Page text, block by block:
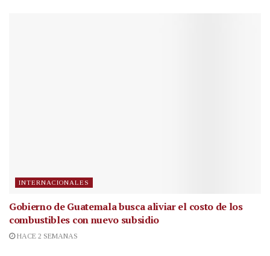
INTERNACIONALES
Gobierno de Guatemala busca aliviar el costo de los
combustibles con nuevo subsidio
HACE 2 SEMANAS